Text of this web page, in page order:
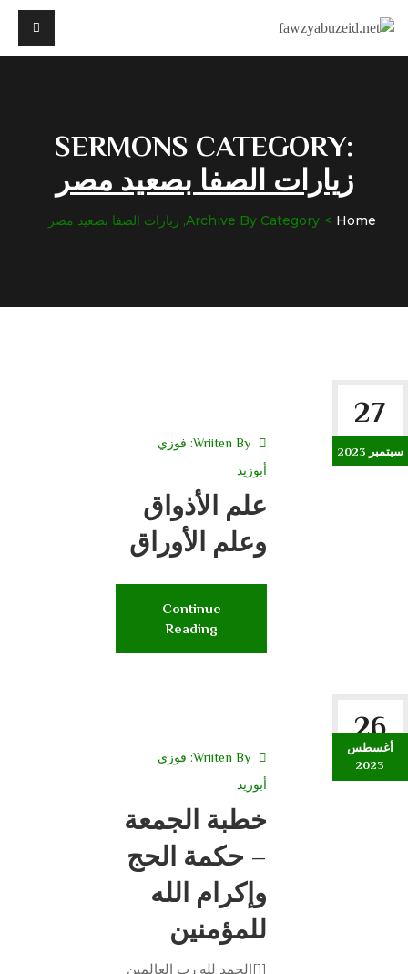
SERMONS CATEGORY:
زيارات الصفا بصعيد مصر
Home Archive By Category, زيارات الصفا بصعيد مصر
27
سبتمبر 2023
Wriiten By: فوزي
أبوزيد
علم الأذواق
وعلم الأوراق
Continue
Reading
26
أغسطس
2023
Wriiten By: فوزي
أبوزيد
خطبة الجمعة
– حكمة الحج
وإكرام الله
للمؤمنين
[1]الحمد لله رب العالمين